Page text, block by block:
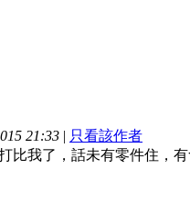
21:33 | 只看該作者
比我了，話未有零件住，